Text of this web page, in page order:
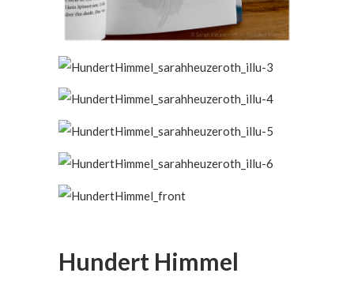
Hundert Himmel